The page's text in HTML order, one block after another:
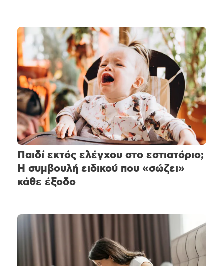
Παιδί εκτός ελέγχου στο εστιατόριο;
Η συμβουλή ειδικού που «σώζει»
κάθε έξοδο